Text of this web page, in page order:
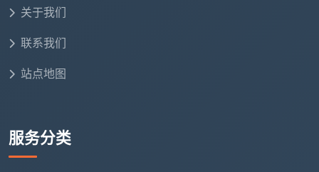
六、成都开荒保洁公司哪家好？拿面积直接对号入座，
心里就有底了
过了上面五关，你还需要一个透明的价格参考。成
都天均安洁保洁的收费标准完全公开，按建筑面积一口
建筑面积
关于我们
联系我们
站点地图
服务分类